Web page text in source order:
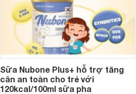
Sữa Nubone Plus+ hỗ trợ tăng
cân an toàn cho trẻ với
120kcal/100ml sữa pha